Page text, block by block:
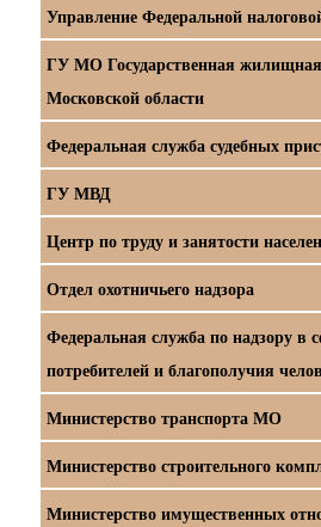
Управление Федеральной
ГУ МО Государственная
Московской области
Федеральная служба судебных
ГУ МВД
Центр по труду и занятости
Отдел охотничьего надзора
Федеральная служба по надзору в
потребителей и благополучия
Министерство транспорта МО
Министерство строительного
Министерство имущественных